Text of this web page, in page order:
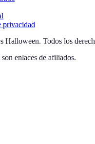
privacidad
Halloween. Todos los
enlaces de afiliados.